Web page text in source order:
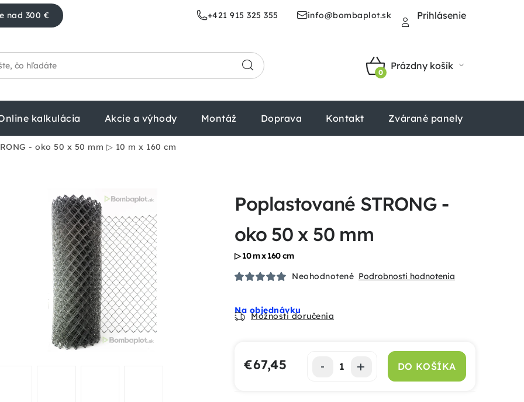
nad 300 € +421 915 325 355 info@bombaplot.sk Prihlásenie
NÁKUPNÝ
Prázdny košík
kalkulácia Akcie a výhody Montáž Doprava Kontakt Zvárané panely
- oko 50 x 50 mm ▷ 10 m x 160 cm
Poplastované STRONG -
oko 50 x 50 mm
▷ 10 m x 160 cm
Neohodnotené Podrobnosti hodnotenia
Na objednávku
Možnosti doručenia
€67,45 DO KOŠÍKA